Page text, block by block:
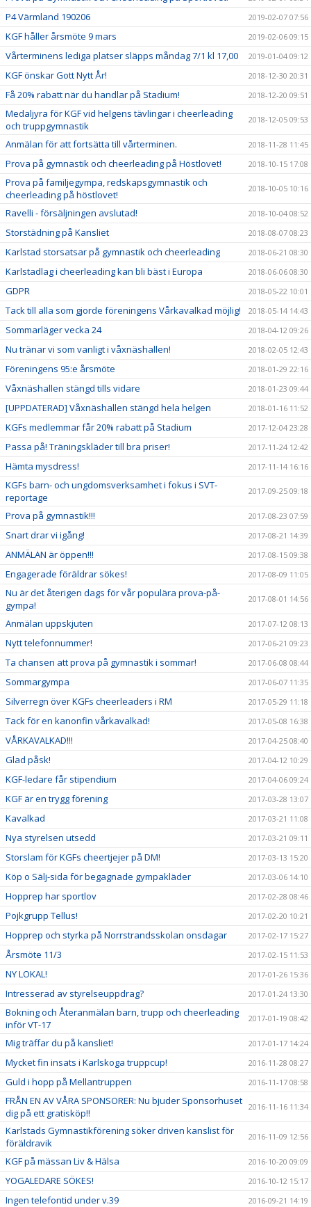
P4 Värmland 190206 2019-02-07 07:56
KGF håller årsmöte 9 mars 2019-02-06 09:15
Vårterminens lediga platser släpps måndag 7/1 kl 17,00 2019-01-04 09:12
KGF önskar Gott Nytt År! 2018-12-30 20:31
Få 20% rabatt när du handlar på Stadium! 2018-12-20 09:51
Medaljyra för KGF vid helgens tävlingar i cheerleading
och truppgymnastik
2018-12-05 09:53
Anmälan för att fortsätta till vårterminen. 2018-11-28 11:45
Prova på gymnastik och cheerleading på Höstlovet! 2018-10-15 17:08
Prova på familjegympa, redskapsgymnastik och
cheerleading på höstlovet!
2018-10-05 10:16
Ravelli - försäljningen avslutad! 2018-10-04 08:52
Storstädning på Kansliet 2018-08-07 08:23
Karlstad storsatsar på gymnastik och cheerleading 2018-06-21 08:30
Karlstadlag i cheerleading kan bli bäst i Europa 2018-06-06 08:30
GDPR 2018-05-22 10:01
Tack till alla som gjorde föreningens Vårkavalkad möjlig! 2018-05-14 14:43
Sommarläger vecka 24 2018-04-12 09:26
Nu tränar vi som vanligt i våxnäshallen! 2018-02-05 12:43
Föreningens 95:e årsmöte 2018-01-29 22:16
Våxnäshallen stängd tills vidare 2018-01-23 09:44
[UPPDATERAD] Våxnäshallen stängd hela helgen 2018-01-16 11:52
KGFs medlemmar får 20% rabatt på Stadium 2017-12-04 23:28
Passa på! Träningskläder till bra priser! 2017-11-24 12:42
Hämta mysdress! 2017-11-14 16:16
KGFs barn- och ungdomsverksamhet i fokus i SVT-
reportage
2017-09-25 09:18
Prova på gymnastik!!! 2017-08-23 07:59
Snart drar vi igång! 2017-08-21 14:39
ANMÄLAN är öppen!!! 2017-08-15 09:38
Engagerade föräldrar sökes! 2017-08-09 11:05
Nu är det återigen dags för vår populära prova-på-
gympa!
2017-08-01 14:56
Anmälan uppskjuten 2017-07-12 08:13
Nytt telefonnummer! 2017-06-21 09:23
Ta chansen att prova på gymnastik i sommar! 2017-06-08 08:44
Sommargympa 2017-06-07 11:35
Silverregn över KGFs cheerleaders i RM 2017-05-29 11:18
Tack för en kanonfin vårkavalkad! 2017-05-08 16:38
VÅRKAVALKAD!!! 2017-04-25 08:40
Glad påsk! 2017-04-12 10:29
KGF-ledare får stipendium 2017-04-06 09:24
KGF är en trygg förening 2017-03-28 13:07
Kavalkad 2017-03-21 11:08
Nya styrelsen utsedd 2017-03-21 09:11
Storslam för KGFs cheertjejer på DM! 2017-03-13 15:20
Köp o Sälj-sida för begagnade gympakläder 2017-03-06 14:10
Hopprep har sportlov 2017-02-28 08:46
Pojkgrupp Tellus! 2017-02-20 10:21
Hopprep och styrka på Norrstrandsskolan onsdagar 2017-02-17 15:27
Årsmöte 11/3 2017-02-15 11:53
NY LOKAL! 2017-01-26 15:36
Intresserad av styrelseuppdrag? 2017-01-24 13:30
Bokning och Återanmälan barn, trupp och cheerleading
inför VT-17
2017-01-19 08:42
Mig träffar du på kansliet! 2017-01-17 14:24
Mycket fin insats i Karlskoga truppcup! 2016-11-28 08:27
Guld i hopp på Mellantruppen 2016-11-17 08:58
FRÅN EN AV VÅRA SPONSORER: Nu bjuder Sponsorhuset
dig på ett gratisköp!!
2016-11-16 11:34
Karlstads Gymnastikförening söker driven kanslist för
föräldravik
2016-11-09 12:56
KGF på mässan Liv & Hälsa 2016-10-20 09:09
YOGALEDARE SÖKES! 2016-10-12 15:17
Ingen telefontid under v.39 2016-09-21 14:19